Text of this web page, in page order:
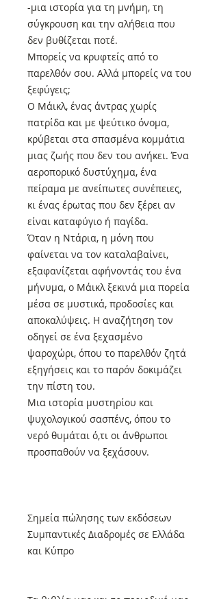
-μια ιστορία για τη μνήμη, τη
σύγκρουση και την αλήθεια που
δεν βυθίζεται ποτέ.
Μπορείς να κρυφτείς από το
παρελθόν σου. Αλλά μπορείς να του
ξεφύγεις;
Ο Μάικλ, ένας άντρας χωρίς
πατρίδα και με ψεύτικο όνομα,
κρύβεται στα σπασμένα κομμάτια
μιας ζωής που δεν του ανήκει. Ένα
αεροπορικό δυστύχημα, ένα
πείραμα με ανείπωτες συνέπειες,
κι ένας έρωτας που δεν ξέρει αν
είναι καταφύγιο ή παγίδα.
Όταν η Ντάρια, η μόνη που
φαίνεται να τον καταλαβαίνει,
εξαφανίζεται αφήνοντάς του ένα
μήνυμα, ο Μάικλ ξεκινά μια πορεία
μέσα σε μυστικά, προδοσίες και
αποκαλύψεις. Η αναζήτηση τον
οδηγεί σε ένα ξεχασμένο
ψαροχώρι, όπου το παρελθόν ζητά
εξηγήσεις και το παρόν δοκιμάζει
την πίστη του.
Μια ιστορία μυστηρίου και
ψυχολογικού σασπένς, όπου το
νερό θυμάται ό,τι οι άνθρωποι
προσπαθούν να ξεχάσουν.
Σημεία πώλησης των εκδόσεων
Συμπαντικές Διαδρομές σε Ελλάδα
και Κύπρο